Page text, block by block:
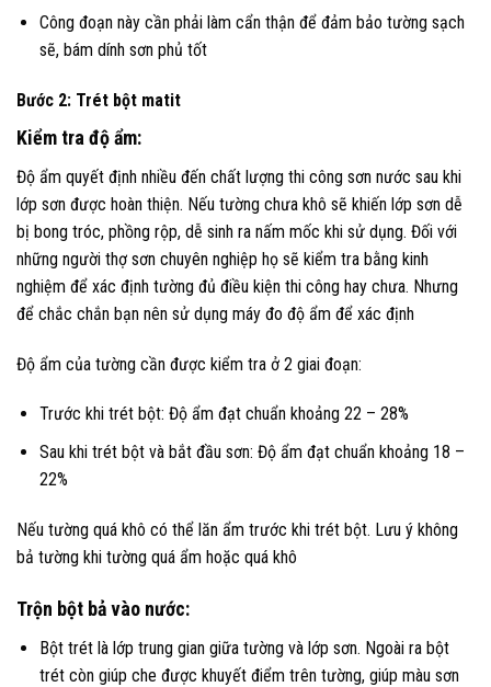
Công đoạn này cần phải làm cẩn thận để đảm bảo tường sạch
sẽ, bám dính sơn phủ tốt
Bước 2: Trét bột matit
Kiểm tra độ ẩm:
Độ ẩm quyết định nhiều đến chất lượng thi công sơn nước sau khi
lớp sơn được hoàn thiện. Nếu tường chưa khô sẽ khiến lớp sơn dễ
bị bong tróc, phồng rộp, dễ sinh ra nấm mốc khi sử dụng. Đối với
những người thợ sơn chuyên nghiệp họ sẽ kiểm tra bằng kinh
nghiệm để xác định tường đủ điều kiện thi công hay chưa. Nhưng
để chắc chắn bạn nên sử dụng máy đo độ ẩm để xác định
Độ ẩm của tường cần được kiểm tra ở 2 giai đoạn:
Trước khi trét bột: Độ ẩm đạt chuẩn khoảng 22 – 28%
Sau khi trét bột và bắt đầu sơn: Độ ẩm đạt chuẩn khoảng 18 –
22%
Nếu tường quá khô có thể lăn ẩm trước khi trét bột. Lưu ý không
bả tường khi tường quá ẩm hoặc quá khô
Trộn bột bả vào nước:
Bột trét là lớp trung gian giữa tường và lớp sơn. Ngoài ra bột
trét còn giúp che được khuyết điểm trên tường, giúp màu sơn